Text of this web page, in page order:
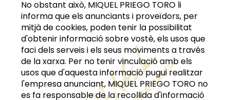
No obstant això, MIQUEL PRIEGO TORO li
informa que els anunciants i proveïdors, per
mitjà de cookies, poden tenir la possibilitat
d'obtenir informació sobre vostè, els usos que
faci dels serveis i els seus moviments a través
de la xarxa. Per no tenir vinculació amb els
usos que d'aquesta informació pugui realitzar
l'empresa anunciant, MIQUEL PRIEGO TORO no
es fa responsable de la recollida d'informació